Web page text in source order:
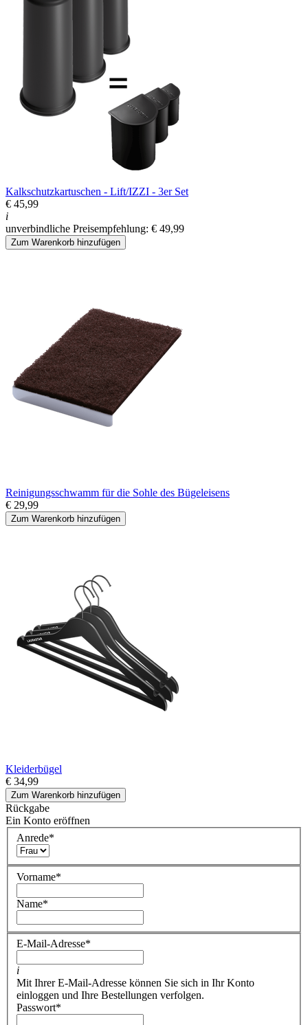
Kalkschutzkartuschen - Lift/IZZI - 3er Set
€ 45,99
i
unverbindliche Preisempfehlung: € 49,99
Zum Warenkorb hinzufügen
Reinigungsschwamm für die Sohle des Bügeleisens
€ 29,99
Zum Warenkorb hinzufügen
Kleiderbügel
€ 34,99
Zum Warenkorb hinzufügen
Rückgabe
Ein Konto eröffnen
Anrede*
Vorname*
Name*
E-Mail-Adresse*
i
Mit Ihrer E-Mail-Adresse können Sie sich in Ihr Konto
einloggen und Ihre Bestellungen verfolgen.
Passwort*